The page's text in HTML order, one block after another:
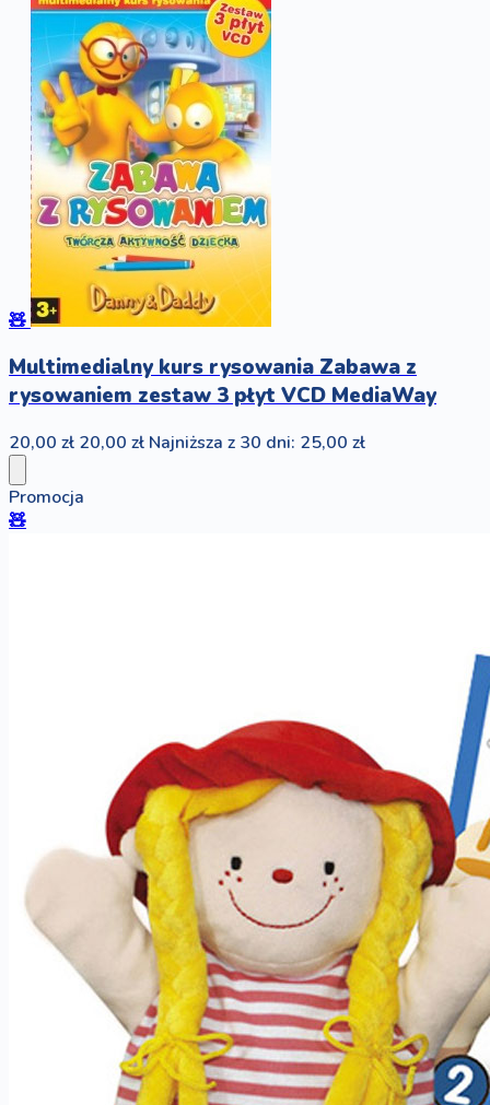
🧸
Multimedialny kurs rysowania Zabawa z
rysowaniem zestaw 3 płyt VCD MediaWay
20,00 zł 20,00 zł Najniższa z 30 dni: 25,00 zł
Promocja
🧸